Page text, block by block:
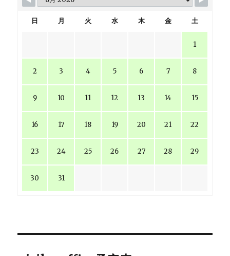
日 月 火 水 木 金 土
1
2 3 4 5 6 7 8
9 10 11 12 13 14 15
16 17 18 19 20 21 22
23 24 25 26 27 28 29
30 31